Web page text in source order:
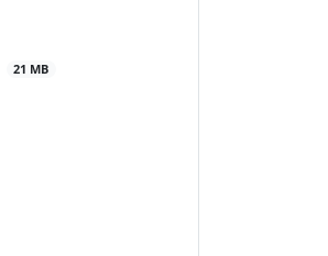
21 MB